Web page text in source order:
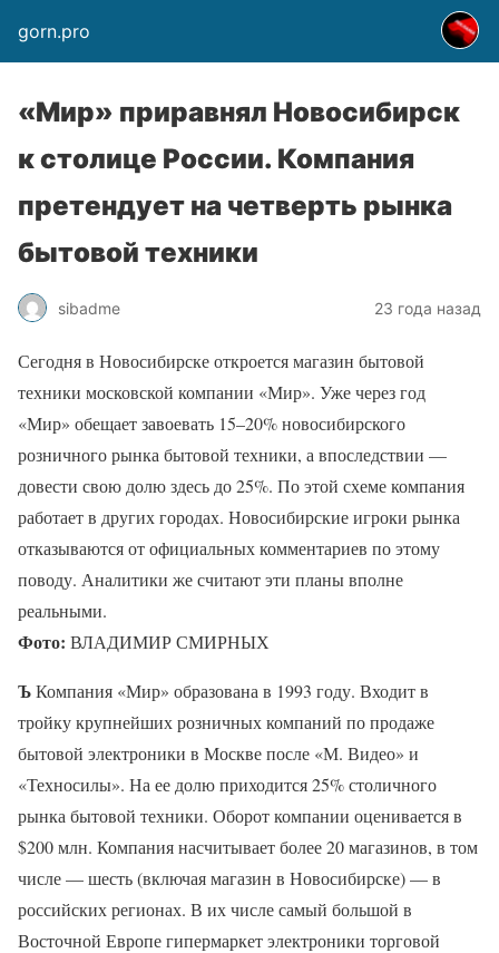
gorn.pro
«Мир» приравнял Новосибирск
к столице России. Компания
претендует на четверть рынка
бытовой техники
sibadme 23 года назад
Сегодня в Новосибирске откроется магазин бытовой
техники московской компании «Мир». Уже через год
«Мир» обещает завоевать 15–20% новосибирского
розничного рынка бытовой техники, а впоследствии —
довести свою долю здесь до 25%. По этой схеме компания
работает в других городах. Новосибирские игроки рынка
отказываются от официальных комментариев по этому
поводу. Аналитики же считают эти планы вполне
реальными.
Фото: ВЛАДИМИР СМИРНЫХ
ЪКомпания «Мир» образована в 1993 году. Входит в
тройку крупнейших розничных компаний по продаже
бытовой электроники в Москве после «М. Видео» и
«Техносилы». На ее долю приходится 25% столичного
рынка бытовой техники. Оборот компании оценивается в
$200 млн. Компания насчитывает более 20 магазинов, в том
числе — шесть (включая магазин в Новосибирске) — в
российских регионах. В их числе самый большой в
Восточной Европе гипермаркет электроники торговой